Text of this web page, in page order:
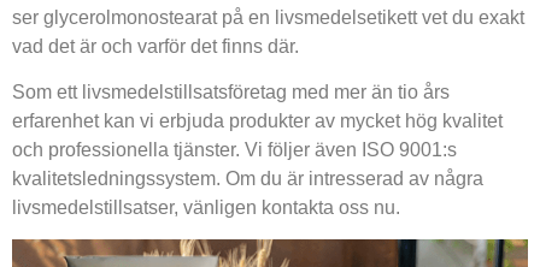
ser glycerolmonostearat på en livsmedelsetikett vet du exakt
vad det är och varför det finns där.
Som ett livsmedelstillsatsföretag med mer än tio års
erfarenhet kan vi erbjuda produkter av mycket hög kvalitet
och professionella tjänster. Vi följer även ISO 9001:s
kvalitetsledningssystem. Om du är intresserad av några
livsmedelstillsatser, vänligen kontakta oss nu.